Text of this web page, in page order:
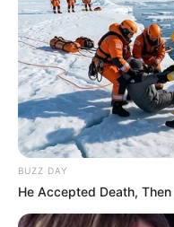
antigos de vinil e
BUZZ DAY
He Accepted Death,